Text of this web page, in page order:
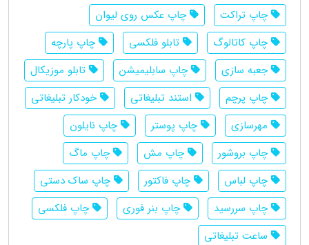
چاپ تراکت
چاپ عکس روی لیوان
چاپ کاتالوگ
تابلو فلکسی
چاپ پارچه
جعبه سازی
چاپ سابلیمیشن
تابلو موزیکال
چاپ پرچم
استند تبلیغاتی
خودکار تبلیغاتی
مهرسازی
چاپ پوستر
چاپ نایلون
چاپ بروشور
چاپ مش
چاپ ماگ
چاپ لباس
چاپ فاکتور
چاپ ساک دستی
چاپ سررسید
چاپ بنر فوری
چاپ فلکسی
ساعت تبلیغاتی